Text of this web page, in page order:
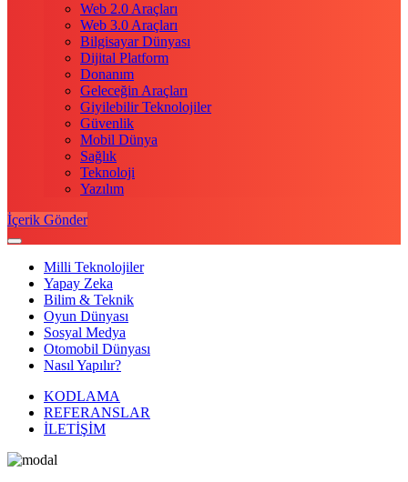
Web 2.0 Araçları
Web 3.0 Araçları
Bilgisayar Dünyası
Dijital Platform
Donanım
Geleceğin Araçları
Giyilebilir Teknolojiler
Güvenlik
Mobil Dünya
Sağlık
Teknoloji
Yazılım
İçerik Gönder
Milli Teknolojiler
Yapay Zeka
Bilim & Teknik
Oyun Dünyası
Sosyal Medya
Otomobil Dünyası
Nasıl Yapılır?
KODLAMA
REFERANSLAR
İLETİŞİM